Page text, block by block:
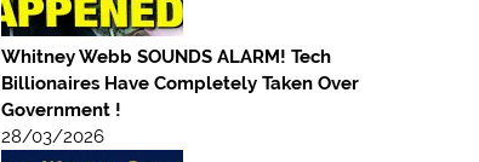
Whitney Webb SOUNDS ALARM! Tech
Billionaires Have Completely Taken Over
Government !
28/03/2026